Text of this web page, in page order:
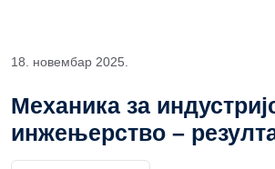
18. новембар 2025.
Механика за
инжењерство –